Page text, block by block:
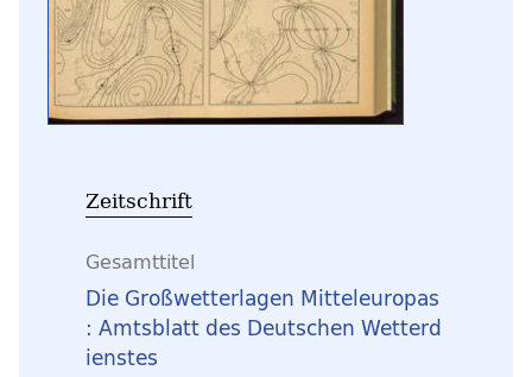
Zeitschrift
Gesamttitel
Die Großwetterlagen Mitteleuropas
: Amtsblatt des Deutschen Wetterd
ienstes